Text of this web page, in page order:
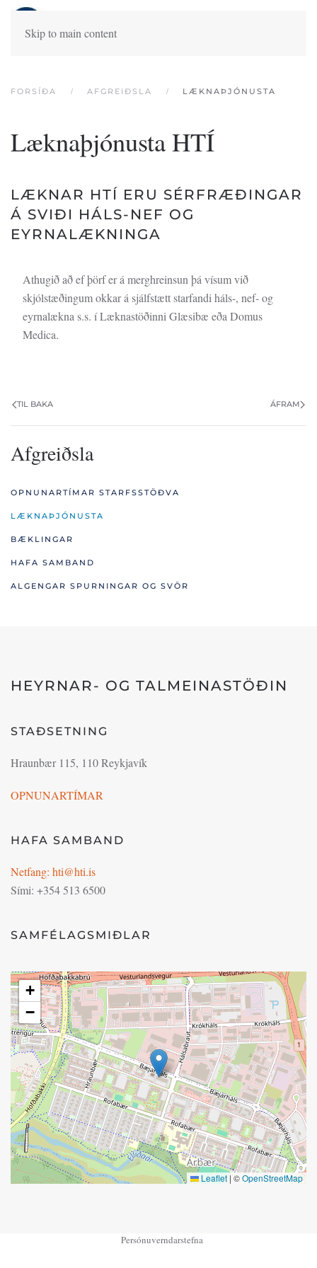
Skip to main content
FORSÍÐA AFGREIÐSLA LÆKNAÞJÓNUSTA
Læknaþjónusta HTÍ
LÆKNAR HTÍ ERU SÉRFRÆÐINGAR
Á SVIÐI HÁLS-NEF OG
EYRNALÆKNINGA
Athugið að ef þörf er á merghreinsun þá vísum við
skjólstæðingum okkar á sjálfstætt starfandi háls-, nef- og
eyrnalækna s.s. í Læknastöðinni Glæsibæ eða Domus
Medica.
TIL BAKA ÁFRAM
Afgreiðsla
OPNUNARTÍMAR STARFSSTÖÐVA
LÆKNAÞJÓNUSTA
BÆKLINGAR
HAFA SAMBAND
ALGENGAR SPURNINGAR OG SVÖR
HEYRNAR- OG TALMEINASTÖÐIN
STAÐSETNING
Hraunbær 115, 110 Reykjavík
OPNUNARTÍMAR
HAFA SAMBAND
Netfang: hti@hti.is
Sími: +354 513 6500
SAMFÉLAGSMIÐLAR
+
−
Leaflet | ©OpenStreetMap
Persónuverndarstefna